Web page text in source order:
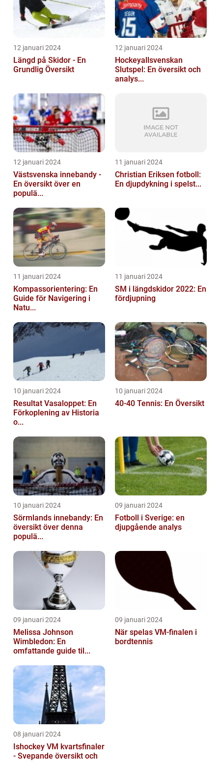
12 januari 2024
Längd på Skidor - En
Grundlig Översikt
12 januari 2024
Hockeyallsvenskan
Slutspel: En översikt och
analys...
12 januari 2024
Västsvenska innebandy -
En översikt över en
populä...
11 januari 2024
Christian Eriksen fotboll:
En djupdykning i spelst...
11 januari 2024
Kompassorientering: En
Guide för Navigering i
Natu...
11 januari 2024
SM i längdskidor 2022: En
fördjupning
10 januari 2024
Resultat Vasaloppet: En
Förkoplening av Historia
o...
10 januari 2024
40-40 Tennis: En Översikt
10 januari 2024
Sörmlands innebandy: En
översikt över denna
populä...
09 januari 2024
Fotboll i Sverige: en
djupgående analys
09 januari 2024
Melissa Johnson
Wimbledon: En
omfattande guide til...
09 januari 2024
När spelas VM-finalen i
bordtennis
08 januari 2024
Ishockey VM kvartsfinaler
- Svepande översikt och